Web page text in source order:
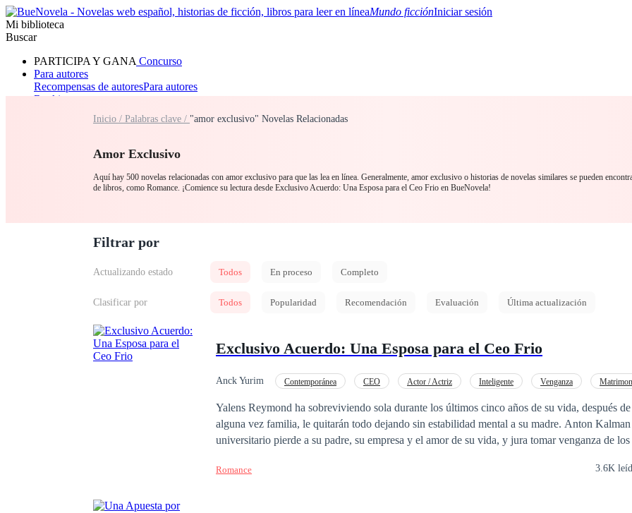
Mundo ficciónIniciar sesión
Mi biblioteca
Buscar
PARTICIPA Y GANA Concurso
Para autores
Recompensas de autoresPara autores
Ranking
RomanceHombre loboMafia
Inicio / Palabras clave / "amor exclusivo" Novelas Relacionadas
Amor Exclusivo
Aquí hay 500 novelas relacionadas con amor exclusivo para que las lea en línea. Generalmente, amor exclusivo o historias de novelas similares se pueden
de libros, como Romance. ¡Comience su lectura desde Exclusivo Acuerdo: Una Esposa para el Ceo Frio en BueNovela!
Filtrar por
Actualizando estado Todos En proceso Completo
Clasificar por Todos Popularidad Recomendación Evaluación Última actualización
Exclusivo Acuerdo: Una Esposa para el Ceo Frio
Anck Yurim Contemporánea CEO Actor / Actriz Inteligente Venganza
Yalens Reymond ha sobreviviendo sola durante los últimos cinco años de su vida, después
alguna vez familia, le quitarán todo dejando sin estabilidad mental a su madre. Anton Kalman un joven
universitario pierde a su padre, su empresa y el amor de su vida, y jura tomar venganza de los
vidas se encuentran cuando Anton decide utilizar a Yalens para el inicio de su venganza
Romance 3.6K